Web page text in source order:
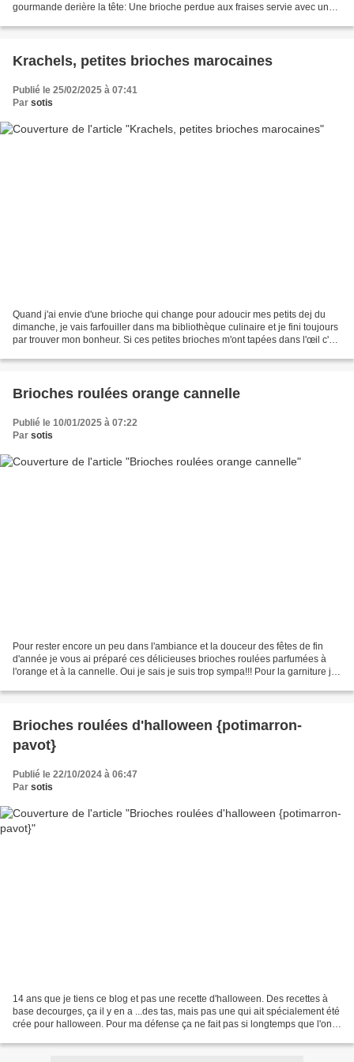
gourmande derière la tête: Une brioche perdue aux fraises servie avec une
Krachels, petites brioches marocaines
Publié le 25/02/2025 à 07:41
Par sotis
Quand j'ai envie d'une brioche qui change pour adoucir mes petits dej du
dimanche, je vais farfouiller dans ma bibliothèque culinaire et je fini toujours
par trouver mon bonheur. Si ces petites brioches m'ont tapées dans l'œil c'est
Brioches roulées orange cannelle
Publié le 10/01/2025 à 07:22
Par sotis
Pour rester encore un peu dans l'ambiance et la douceur des fêtes de fin
d'année je vous ai préparé ces délicieuses brioches roulées parfumées à
l'orange et à la cannelle. Oui je sais je suis trop sympa!!! Pour la garniture j'ai
Brioches roulées d'halloween {potimarron-
pavot}
Publié le 22/10/2024 à 06:47
Par sotis
14 ans que je tiens ce blog et pas une recette d'halloween. Des recettes à
base decourges, ça il y en a ...des tas, mais pas une qui ait spécialement été
crée pour halloween. Pour ma défense ça ne fait pas si longtemps que l'on